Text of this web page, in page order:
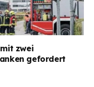
zwei
gefordert